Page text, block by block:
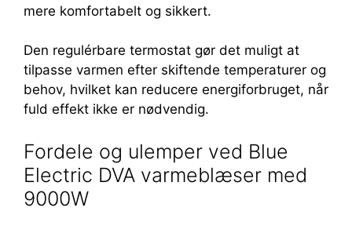
mere komfortabelt og sikkert.
Den regulérbare termostat gør det muligt at
tilpasse varmen efter skiftende temperaturer og
behov, hvilket kan reducere energiforbruget, når
fuld effekt ikke er nødvendig.
Fordele og ulemper ved Blue
Electric DVA varmeblæser med
9000W